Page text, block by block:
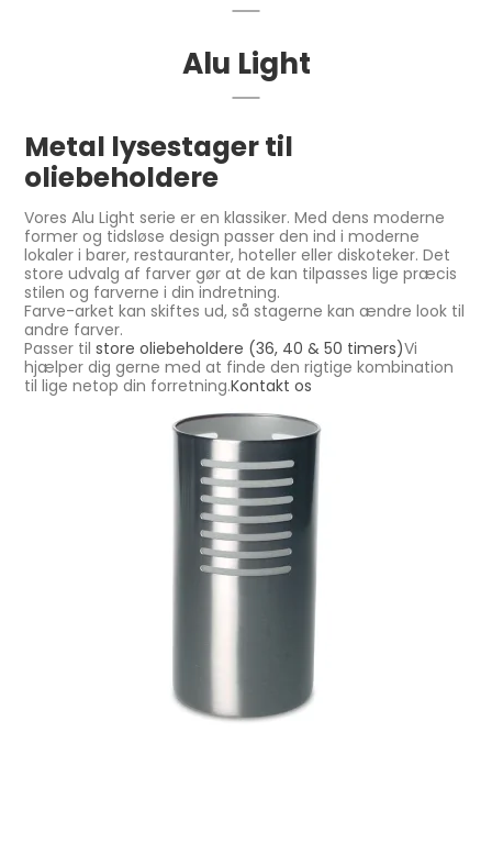
Alu Light
Metal lysestager til
oliebeholdere
Vores Alu Light serie er en klassiker. Med dens moderne
former og tidsløse design passer den ind i moderne
lokaler i barer, restauranter, hoteller eller diskoteker. Det
store udvalg af farver gør at de kan tilpasses lige præcis
stilen og farverne i din indretning.
Farve-arket kan skiftes ud, så stagerne kan ændre look til
andre farver.
Passer tilstore oliebeholdere (36, 40 & 50 timers)Vi
hjælper dig gerne med at finde den rigtige kombination
til lige netop din forretning.Kontakt os